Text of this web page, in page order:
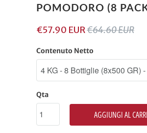
POMODORO (8
€57.90 EUR€64.60 EUR
Contenuto Netto
Qta
AGGIUNGI AL